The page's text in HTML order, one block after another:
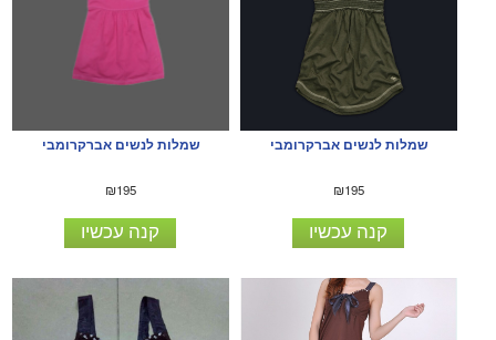
שמלות לנשים אברקרומבי
₪195
קנה עכשיו
שמלות לנשים אברקרומבי
₪195
קנה עכשיו